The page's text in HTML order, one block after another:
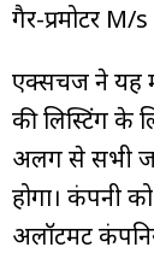
गैर-प्रमोटर
एक्सचेंज ने यह
की लिस्टिंग के
अलग से सभी
होगा। कंपनी
अलॉटमेंट